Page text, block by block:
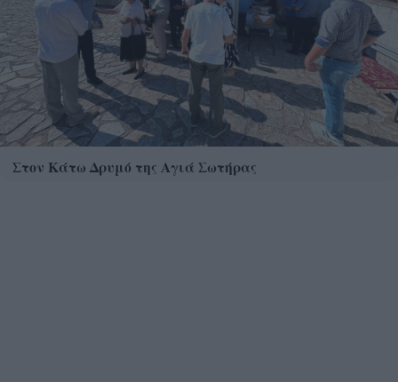
Στον Κάτω Δρυμό της Αγιά Σωτήρας